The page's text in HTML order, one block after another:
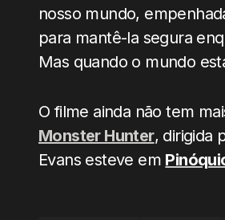
nosso mundo,
para mantê-la segura
Mas quando o mundo
O filme ainda não tem
Monster Hunter, dirigida
Evans esteve em